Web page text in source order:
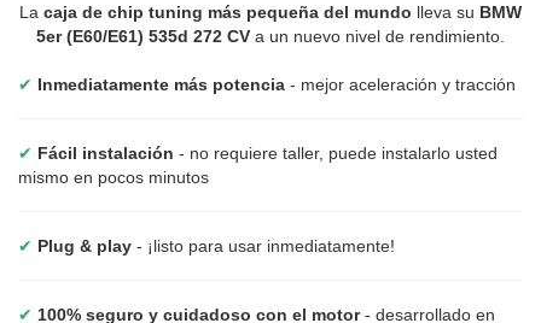
La caja de chip tuning más pequeña del mundo lleva su BMW
5er (E60/E61) 535d 272 CV a un nuevo nivel de rendimiento.
✔ Inmediatamente más potencia - mejor aceleración y tracción
✔ Fácil instalación - no requiere taller, puede instalarlo usted
mismo en pocos minutos
✔ Plug & play - ¡listo para usar inmediatamente!
✔ 100% seguro y cuidadoso con el motor- desarrollado en